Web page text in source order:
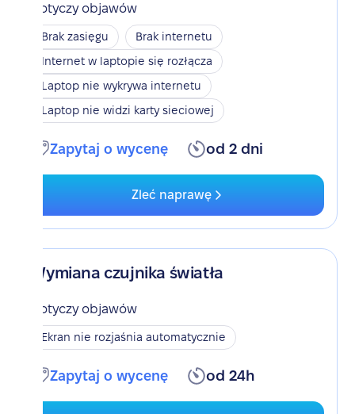
Dotyczy objawów
Brak zasięgu
Brak internetu
Internet w laptopie się rozłącza
Laptop nie wykrywa internetu
Laptop nie widzi karty sieciowej
Zapytaj o wycenę od 2 dni
Zleć naprawę
Wymiana czujnika światła
Dotyczy objawów
Ekran nie rozjaśnia automatycznie
Zapytaj o wycenę od 24h